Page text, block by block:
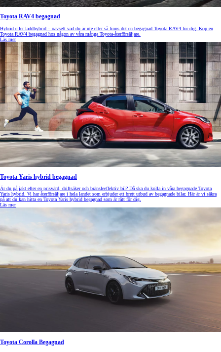
Toyota RAV4 begagnad
Hybrid eller laddhybrid – oavsett vad du är ute efter så finns det en begagnad Toyota RAV4 för dig. Köp en
Toyota RAV4 begagnad hos någon av våra många Toyota-återförsäljare.
Läs mer
Toyota Yaris hybrid begagnad
Är du på jakt efter en prisvärd, driftsäker och bränsleeffektiv bil? Då ska du kolla in våra begagnade Toyota
Yaris hybrid. Vi har återförsäljare i hela landet som erbjuder ett brett utbud av begagnade bilar. Här är vi säkra
på att du kan hitta en Toyota Yaris hybrid begagnad som är rätt för dig.
Läs mer
Toyota Corolla Begagnad